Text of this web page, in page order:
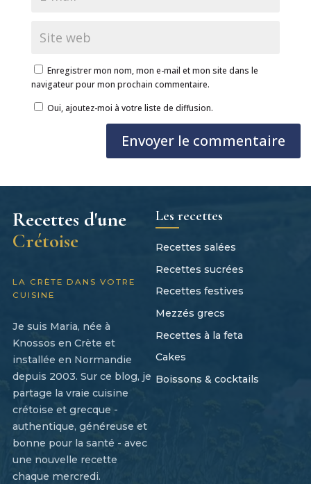
Enregistrer mon nom, mon e-mail et mon site dans le
navigateur pour mon prochain commentaire.
Oui, ajoutez-moi à votre liste de diffusion.
Envoyer le commentaire
Recettes d'une
Crétoise
LA CRÈTE DANS VOTRE
CUISINE
Je suis Maria, née à
Knossos en Crète et
installée en Normandie
depuis 2003. Sur ce blog, je
partage la vraie cuisine
crétoise et grecque -
authentique, généreuse et
bonne pour la santé - avec
une nouvelle recette
chaque mercredi.
Les recettes
Recettes salées
Recettes sucrées
Recettes festives
Mezzés grecs
Recettes à la feta
Cakes
Boissons & cocktails